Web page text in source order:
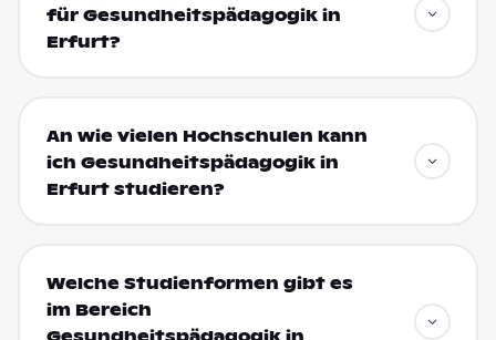
für Gesundheitspädagogik in
Erfurt?
An wie vielen Hochschulen kann
ich Gesundheitspädagogik in
Erfurt studieren?
Welche Studienformen gibt es
im Bereich